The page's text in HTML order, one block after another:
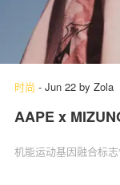
时尚 - Jun 22 by Zola
AAPE x
机能运动基因融合标志